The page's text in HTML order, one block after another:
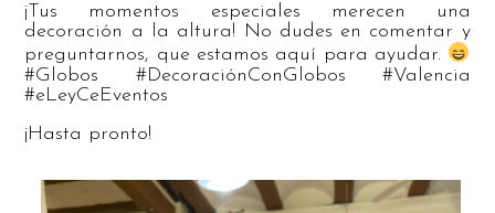
¡Tus momentos especiales merecen una
decoración a la altura! No dudes en comentar y
preguntarnos, que estamos aquí para ayudar.
#Globos #DecoraciónConGlobos #Valencia
#eLeyCeEventos
¡Hasta pronto!